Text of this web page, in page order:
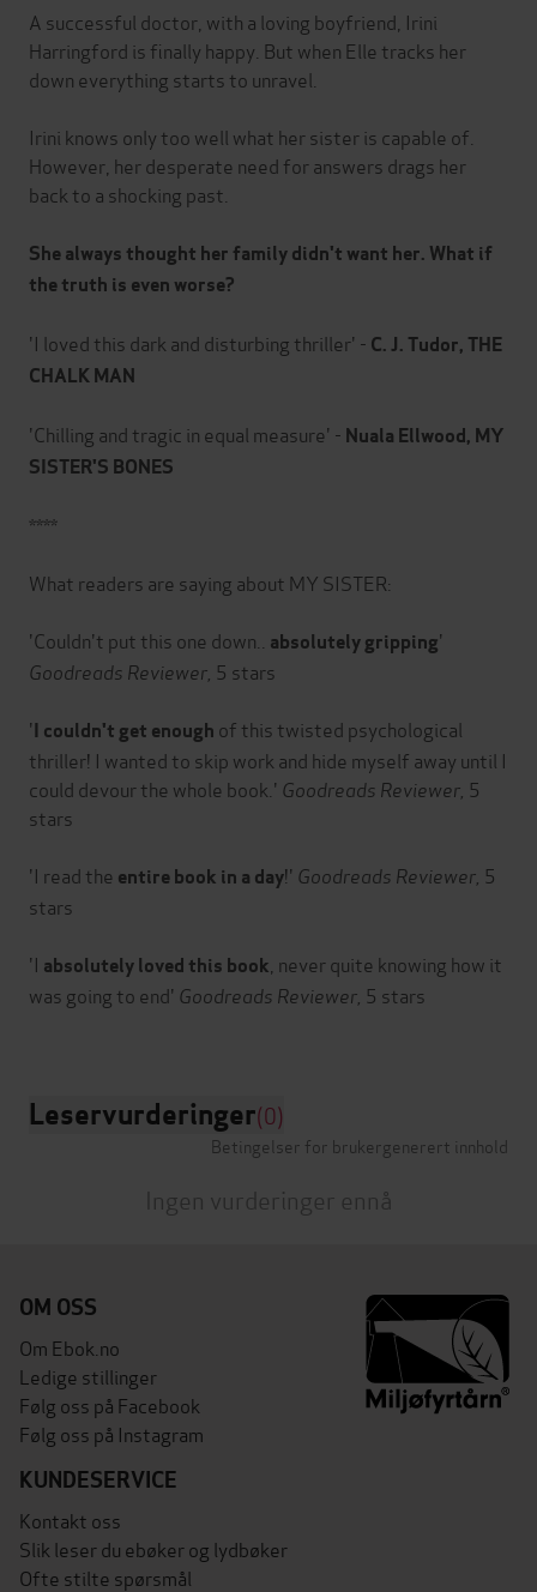
A successful doctor, with a loving boyfriend, Irini
Harringford is finally happy. But when Elle tracks her
down everything starts to unravel.
Irini knows only too well what her sister is capable of.
However, her desperate need for answers drags her
back to a shocking past.
She always thought her family didn't want her. What if
the truth is even worse?
'I loved this dark and disturbing thriller' - C. J. Tudor, THE
CHALK MAN
'Chilling and tragic in equal measure' - Nuala Ellwood, MY
SISTER'S BONES
****
What readers are saying about MY SISTER:
'Couldn't put this one down.. absolutely gripping'
Goodreads Reviewer, 5 stars
'I couldn't get enough of this twisted psychological
thriller! I wanted to skip work and hide myself away until I
could devour the whole book.' Goodreads Reviewer, 5
stars
'I read the entire book in a day!' Goodreads Reviewer, 5
stars
'I absolutely loved this book , never quite knowing how it
was going to end' Goodreads Reviewer, 5 stars
Leservurderinger(0)
Betingelser for brukergenerert innhold
Ingen vurderinger ennå
OM OSS
Om Ebok.no
Ledige stillinger
Følg oss på Facebook
Følg oss på Instagram
KUNDESERVICE
Kontakt oss
Slik leser du ebøker og lydbøker
Ofte stilte spørsmål